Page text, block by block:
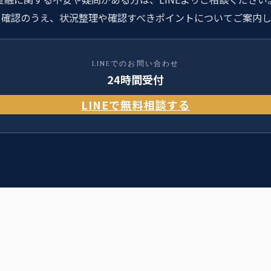
認のうえ、状況整理や確認すべきポイントについてご案内し
LINEでのお問い合わせ
24時間受付
LINEで無料相談する